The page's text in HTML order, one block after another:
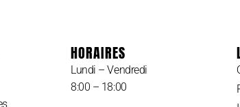
HORAIRES
Lundi – Vendredi
8:00 – 18:00